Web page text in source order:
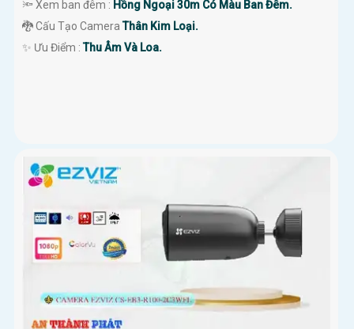
🔦 Xem ban đêm : Hồng Ngoại 30m Có Màu Ban Đêm.
🐉️ Cấu Tạo CameraThân Kim Loại.
️✨ Ưu Điểm :Thu Âm Và Loa.